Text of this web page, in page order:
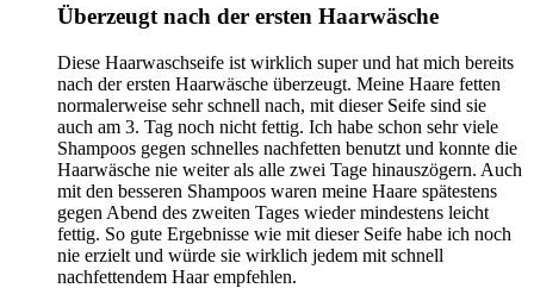
Überzeugt nach der ersten Haarwäsche
Diese Haarwaschseife ist wirklich super und hat mich bereits
nach der ersten Haarwäsche überzeugt. Meine Haare fetten
normalerweise sehr schnell nach, mit dieser Seife sind sie
auch am 3. Tag noch nicht fettig. Ich habe schon sehr viele
Shampoos gegen schnelles nachfetten benutzt und konnte die
Haarwäsche nie weiter als alle zwei Tage hinauszögern. Auch
mit den besseren Shampoos waren meine Haare spätestens
gegen Abend des zweiten Tages wieder mindestens leicht
fettig. So gute Ergebnisse wie mit dieser Seife habe ich noch
nie erzielt und würde sie wirklich jedem mit schnell
nachfettendem Haar empfehlen.